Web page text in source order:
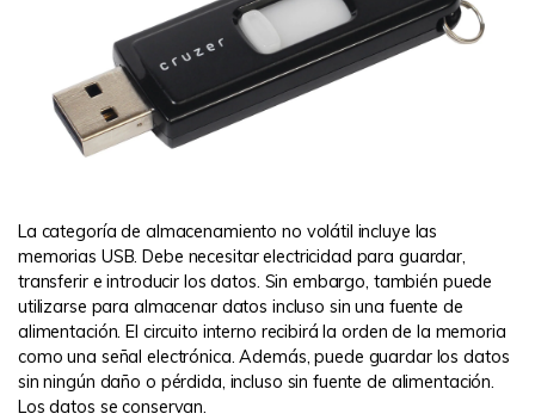
La categoría de almacenamiento no volátil incluye las
memorias USB. Debe necesitar electricidad para guardar,
transferir e introducir los datos. Sin embargo, también puede
utilizarse para almacenar datos incluso sin una fuente de
alimentación. El circuito interno recibirá la orden de la memoria
como una señal electrónica. Además, puede guardar los datos
sin ningún daño o pérdida, incluso sin fuente de alimentación.
Los datos se conservan.